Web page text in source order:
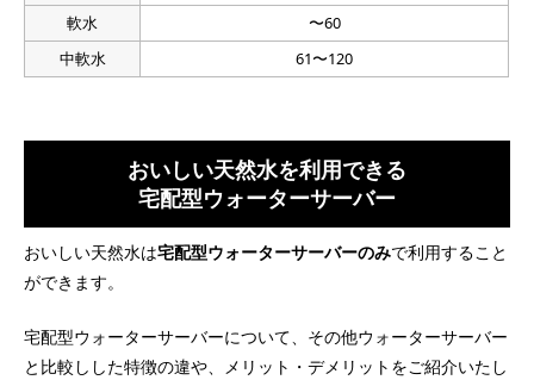
軟水
〜60
中軟水
61〜120
おいしい天然水を利用できる
宅配型ウォーターサーバー
おいしい天然水は宅配型ウォーターサーバーのみで利用すること
ができます。
宅配型ウォーターサーバーについて、その他ウォーターサーバー
と比較しした特徴の違や、メリット・デメリットをご紹介いたし